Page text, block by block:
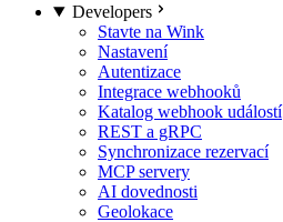
Developers
Stavte na Wink
Nastavení
Autentizace
Integrace webhooků
Katalog webhook událostí
REST a gRPC
Synchronizace rezervací
MCP servery
AI dovednosti
Geolokace